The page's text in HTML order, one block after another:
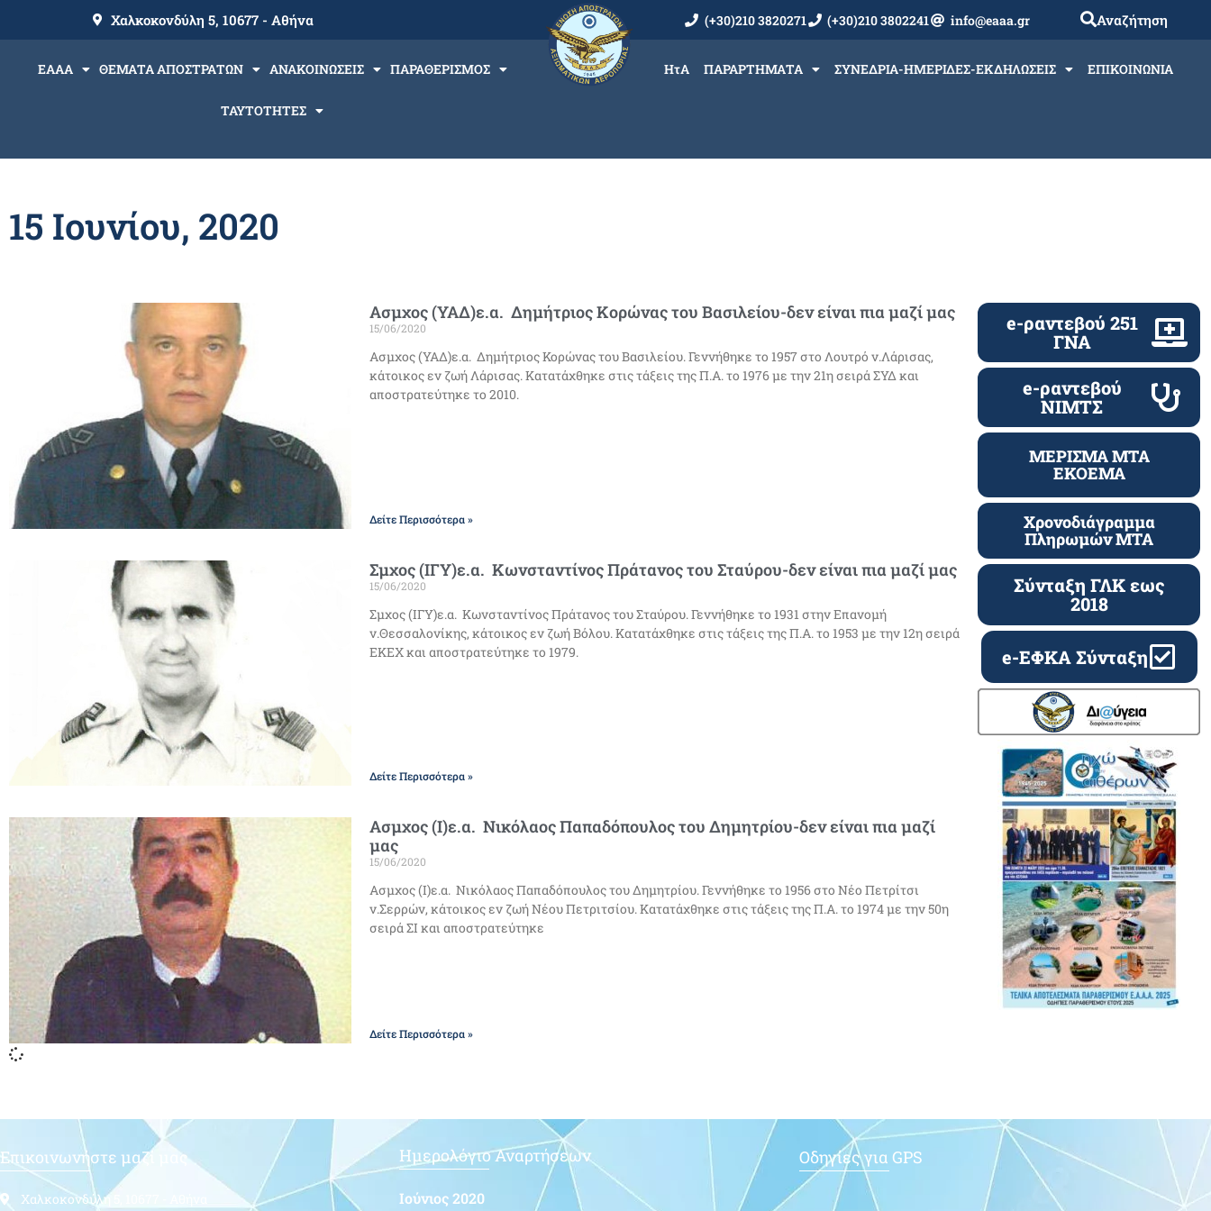
Χαλκοκονδύλη 5, 10677 - Αθήνα (+30)210 3820271 (+30)210 3802241 info@eaaa.gr Αναζήτηση
ΕΑΑΑ ΘΕΜΑΤΑ ΑΠΟΣΤΡΑΤΩΝ ΑΝΑΚΟΙΝΩΣΕΙΣ ΠΑΡΑΘΕΡΙΣΜΟΣ
ΤΑΥΤΟΤΗΤΕΣ
ΗτΑ ΠΑΡΑΡΤΗΜΑΤΑ ΣΥΝΕΔΡΙΑ-ΗΜΕΡΙΔΕΣ-ΕΚΔΗΛΩΣΕΙΣ ΕΠΙΚΟΙΝΩΝΙΑ
15 Ιουνίου, 2020
Ασμχος (ΥΑΔ)ε.α. Δημήτριος Κορώνας του Βασιλείου-δεν είναι πια μαζί μας
15/06/2020
Ασμχος (ΥΑΔ)ε.α. Δημήτριος Κορώνας του Βασιλείου. Γεννήθηκε το 1957 στο Λουτρό ν.Λάρισας,
κάτοικος εν ζωή Λάρισας. Κατατάχθηκε στις τάξεις της Π.Α. το 1976 με την 21η σειρά ΣΥΔ και
αποστρατεύτηκε το 2010.
Δείτε Περισσότερα »
Σμχος (ΙΓΥ)ε.α. Κωνσταντίνος Πράτανος του Σταύρου-δεν είναι πια μαζί μας
15/06/2020
Σμχος (ΙΓΥ)ε.α. Κωνσταντίνος Πράτανος του Σταύρου. Γεννήθηκε το 1931 στην Επανομή
ν.Θεσσαλονίκης, κάτοικος εν ζωή Βόλου. Κατατάχθηκε στις τάξεις της Π.Α. το 1953 με την 12η σειρά
ΕΚΕΧ και αποστρατεύτηκε το 1979.
Δείτε Περισσότερα »
Ασμχος (Ι)ε.α. Νικόλαος Παπαδόπουλος του Δημητρίου-δεν είναι πια μαζί
μας
15/06/2020
Ασμχος (Ι)ε.α. Νικόλαος Παπαδόπουλος του Δημητρίου. Γεννήθηκε το 1956 στο Νέο Πετρίτσι
ν.Σερρών, κάτοικος εν ζωή Νέου Πετριτσίου. Κατατάχθηκε στις τάξεις της Π.Α. το 1974 με την 50η
σειρά ΣΙ και αποστρατεύτηκε
Δείτε Περισσότερα »
e-ραντεβού 251
ΓΝΑ
e-ραντεβού
ΝΙΜΤΣ
ΜΕΡΙΣΜΑ ΜΤΑ
ΕΚΟΕΜΑ
Χρονοδιάγραμμα
Πληρωμών ΜΤΑ
Σύνταξη ΓΛΚ εως
2018
e-ΕΦΚΑ Σύνταξη
Επικοινωνήστε μαζί μας
Χαλκοκονδύλη 5, 10677 - Αθήνα
Ημερολόγιο Αναρτήσεων
Ιούνιος 2020
Οδηγίες για GPS